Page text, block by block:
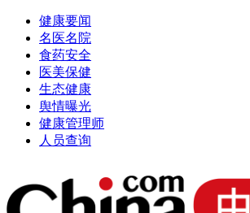
健康要闻
名医名院
食药安全
医美保健
生态健康
舆情曝光
健康管理师
人员查询